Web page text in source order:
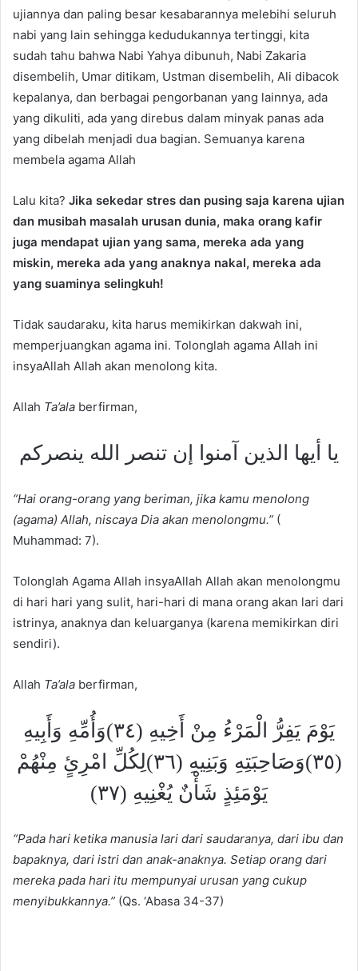
ujiannya dan paling besar kesabarannya melebihi seluruh
nabi yang lain sehingga kedudukannya tertinggi, kita
sudah tahu bahwa Nabi Yahya dibunuh, Nabi Zakaria
disembelih, Umar ditikam, Ustman disembelih, Ali dibacok
kepalanya, dan berbagai pengorbanan yang lainnya, ada
yang dikuliti, ada yang direbus dalam minyak panas ada
yang dibelah menjadi dua bagian. Semuanya karena
membela agama Allah
Lalu kita? Jika sekedar stres dan pusing saja karena ujian
dan musibah masalah urusan dunia, maka orang kafir
juga mendapat ujian yang sama, mereka ada yang
miskin, mereka ada yang anaknya nakal, mereka ada
yang suaminya selingkuh!
Tidak saudaraku, kita harus memikirkan dakwah ini,
memperjuangkan agama ini. Tolonglah agama Allah ini
insyaAllah Allah akan menolong kita.
Allah Ta’ala berfirman,
يا أيها الذين آمنوا إن تنصر الله ينصركم
“Hai orang-orang yang beriman, jika kamu menolong
(agama) Allah, niscaya Dia akan menolongmu.” (
Muhammad: 7).
Tolonglah Agama Allah insyaAllah Allah akan menolongmu
di hari hari yang sulit, hari-hari di mana orang akan lari dari
istrinya, anaknya dan keluarganya (karena memikirkan diri
sendiri).
Allah Ta’ala berfirman,
يَوْمَ يَفِرُّ الْمَرْءُ مِنْ أَخِيهِ (٣٤)وَأُمِّهِ وَأَبِيهِ
(٣٥)وَصَاحِبَتِهِ وَبَنِيهِ (٣٦)لِكُلِّ امْرِئٍ مِنْهُمْ
يَوْمَئِذٍ شَأْنٌ يُغْنِيهِ (٣٧)
“Pada hari ketika manusia lari dari saudaranya, dari ibu dan
bapaknya, dari istri dan anak-anaknya. Setiap orang dari
mereka pada hari itu mempunyai urusan yang cukup
menyibukkannya.” (Qs. ‘Abasa 34-37)